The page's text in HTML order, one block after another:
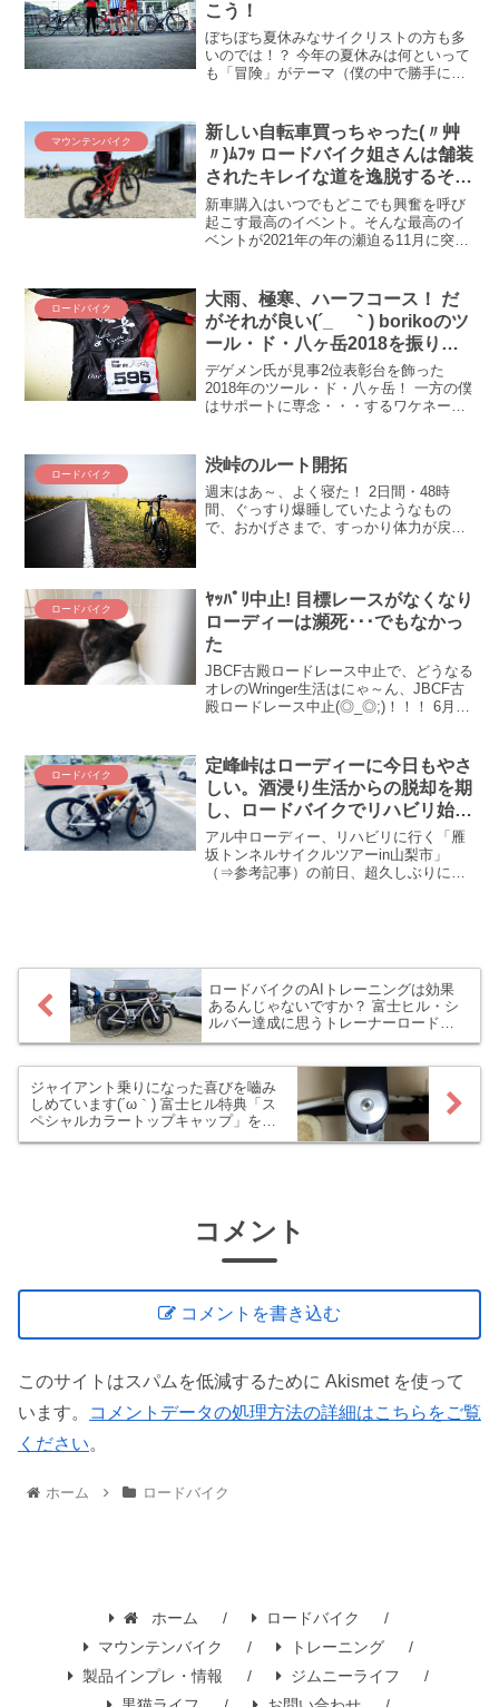
こう！
ぼちぼち夏休みなサイクリストの方も多
いのでは！？ 今年の夏休みは何といって
も「冒険」がテーマ（僕の中で勝手に決
てまいりましたぞ！ 井川湖ってどこにあ
りますか？め...
マウンテンバイク
新しい自転車買っちゃった(〃艸
〃)ﾑﾌｯ ロードバイク姐さんは舗装
されたキレイな道を逸脱するそう
です
新車購入はいつでもどこでも興奮を呼び
起こす最高のイベント。そんな最高のイ
ベントが2021年の年の瀬迫る11月に突如
い、グラベルも山道も行ける、最強の自
転車を購入しました。
ロードバイク
大雨、極寒、ハーフコース！ だ
がそれが良い(´_ゝ｀) borikoのツ
ール・ド・八ヶ岳2018を振り返
る
デゲメン氏が見事2位表彰台を飾った
2018年のツール・ド・八ヶ岳！ 一方の僕
はサポートに専念・・・するワケネーダ
ツール・ド・八ヶ岳を振り返ります！ロ
キさん...
ロードバイク 渋峠のルート開拓
週末はあ～、よく寝た！ 2日間・48時
間、ぐっすり爆睡していたようなもの
で、おかげさまで、すっかり体力が戻っ
いろ作戦を練ってみる...
ロードバイク
ﾔｯﾊﾟﾘ中止! 目標レースがなくなり
ローディーは瀕死･･･でもなかっ
た
JBCF古殿ロードレース中止で、どうなる
オレのWringer生活はにゃ～ん、JBCF古
殿ロードレース中止(◎_◎;)！！！ 6月の
うなると俄然困った。目標レースがない
や...
ロードバイク
定峰峠はローディーに今日もやさ
しい。酒浸り生活からの脱却を期
し、ロードバイクでリハビリ始め
ます(´・ω・`)
アル中ローディー、リハビリに行く「雁
坂トンネルサイクルツアーin山梨市」
（⇒参考記事）の前日、超久しぶりに
ロードバイクのAIトレーニングは効果
あるんじゃないですか？ 富士ヒル・シ
ルバー達成に思うトレーナーロードの
メリットと反省点
ジャイアント乗りになった喜びを嚙み
しめています(´ω｀) 富士ヒル特典「ス
ペシャルカラートップキャップ」を
TCRに取り付けてみた！
コメント
コメントを書き込む
このサイトはスパムを低減するために Akismet を使って
います。
コメントデータの処理方法の詳細はこちらをご覧
ください。
ホーム ロードバイク
ホーム
ロードバイク
マウンテンバイク
トレーニング
製品インプレ・情報
ジムニーライフ